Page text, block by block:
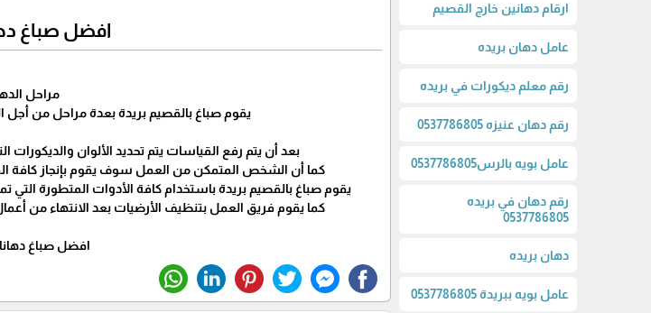
ارقام دهانين خارج القصيم
عامل دهان بريده
رقم معلم ديكورات في بريده
رقم دهان عنيزه 0537786805
عامل بويه بالرس0537786805
رقم دهان في بريده
0537786805
دهان بريده
عامل بويه ببريدة 0537786805
افضل صباغ
مراحل
يقوم صباغ بالقصيم بريدة بعدة مراحل من أجل
بعد أن يتم رفع القياسات يتم تحديد الألوان والديكورات
كما أن الشخص المتمكن من العمل سوف يقوم بإنجاز كافة
يقوم صباغ بالقصيم بريدة باستخدام كافة الأدوات المتطورة
كما يقوم فريق العمل بتنظيف الأرضيات بعد الانتهاء من
افضل صباغ دهانات